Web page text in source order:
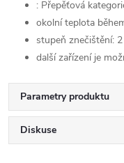
: Přepěťová
okolní teplota
stupeň znečištění: 2
další zařízení je
Parametry produktu
Diskuse